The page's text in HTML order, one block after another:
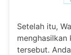
Setelah itu,
tersebut.